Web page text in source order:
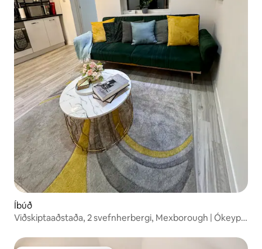
Íbúð
Viðskiptaaðstaða, 2 svefnherbergi, Mexborough | Ókeypis